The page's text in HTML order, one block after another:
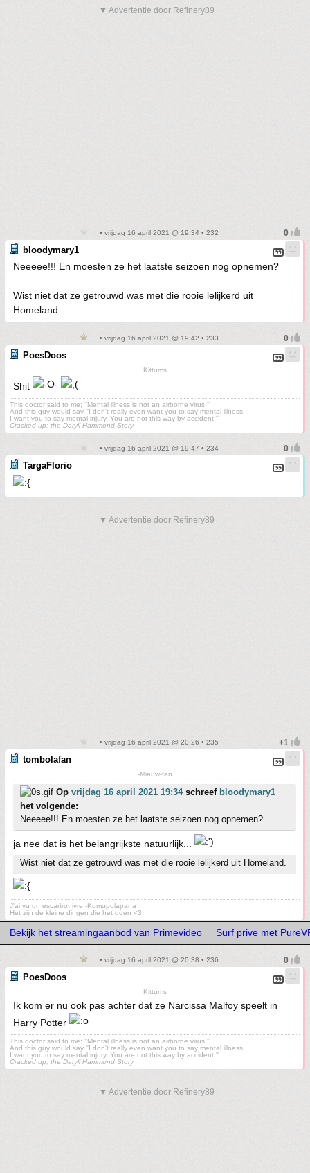
▼ Advertentie door Refinery89
• vrijdag 16 april 2021 @ 19:34 • 232
bloodymary1
Neeeee!!! En moesten ze het laatste seizoen nog opnemen?
Wist niet dat ze getrouwd was met die rooie lelijkerd uit
Homeland.
• vrijdag 16 april 2021 @ 19:42 • 233
PoesDoos
Kittums
Shit
This doctor said to me; ''Mental illness is not an airborne virus.''
And this guy would say ''I don't really even want you to say mental illness.
I want you to say mental injury. You are not this way by accident.''
Cracked up; the Daryll Hammond Story
• vrijdag 16 april 2021 @ 19:47 • 234
TargaFlorio
▼ Advertentie door Refinery89
• vrijdag 16 april 2021 @ 20:26 • 235
tombolafan
-Miauw-fan
Op vrijdag 16 april 2021 19:34schreef bloodymary1
het volgende:
Neeeee!!! En moesten ze het laatste seizoen nog opnemen?
ja nee dat is het belangrijkste natuurlijk...
Wist niet dat ze getrouwd was met die rooie lelijkerd uit Homeland.
J'ai vu un escarbot ivre!-Komupolapana
Het zijn de kleine dingen die het doen <3
Bekijk het streamingaanbod van Primevideo Surf prive met
• vrijdag 16 april 2021 @ 20:38 • 236
PoesDoos
Kittums
Ik kom er nu ook pas achter dat ze Narcissa Malfoy speelt in
Harry Potter
This doctor said to me; ''Mental illness is not an airborne virus.''
And this guy would say ''I don't really even want you to say mental illness.
I want you to say mental injury. You are not this way by accident.''
Cracked up; the Daryll Hammond Story
▼ Advertentie door Refinery89